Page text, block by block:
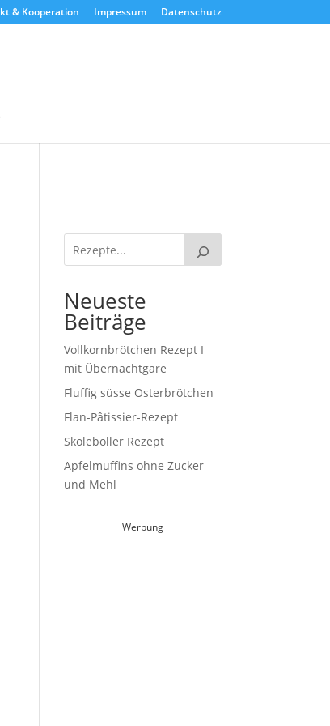
& Kooperation Impressum Datenschutz
Neueste
Beiträge
Vollkornbrötchen Rezept I
mit Übernachtgare
Fluffig süsse Osterbrötchen
Flan-Pâtissier-Rezept
Skoleboller Rezept
Apfelmuffins ohne Zucker
und Mehl
Werbung